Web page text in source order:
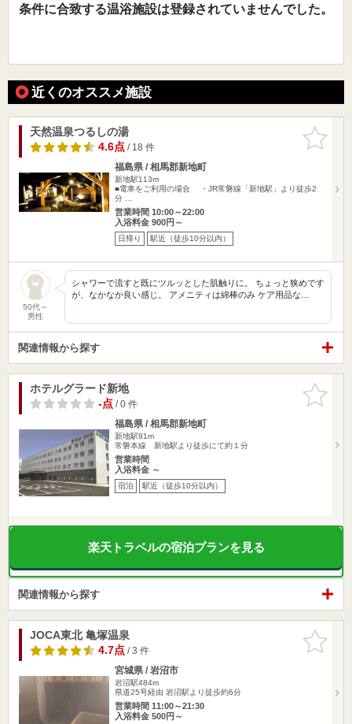
条件に合致する温浴施設は登録されていませんでした。
近くのオススメ施設
お気に入
りに追加
天然温泉つるしの湯
4.6点/ 18 件
福島県 / 相馬郡新地町
新地駅113m
■電車をご利用の場合 ・JR常磐線「新地駅」より徒歩2
分 …
営業時間 10:00～22:00
入浴料金 900円～
日帰り 駅近（徒歩10分以内）
50代～
男性
シャワーで流すと既にツルッとした肌触りに。 ちょっと狭めです
が、なかなか良い感じ。 アメニティは綿棒のみ ケア用品な…
関連情報から探す
お気に入
りに追加
ホテルグラード新地
-点/ 0 件
福島県 / 相馬郡新地町
新地駅91m
常磐本線 新地駅より徒歩にて約１分
営業時間
入浴料金 ～
宿泊 駅近（徒歩10分以内）
楽天トラベルの宿泊プランを見る
関連情報から探す
お気に入
りに追加
JOCA東北 亀塚温泉
4.7点/ 3 件
宮城県 / 岩沼市
岩沼駅484m
県道25号経由 岩沼駅より徒歩約6分
営業時間 11:00～21:30
入浴料金 500円～